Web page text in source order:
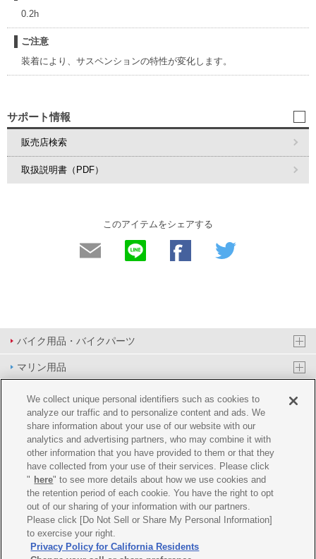
0.2h
ご注意
装着により、サスペンションの特性が変化します。
サポート情報
販売店検索
取扱説明書（PDF）
このアイテムをシェアする
バイク用品・バイクパーツ
マリン用品
PAS/YPJ用品
その他用品
イベント&エンターテイメント
オンラインショップ
企業情報
ご利用規約 推薦環境 プライバシーポリシー Cookie ポリシー
We collect unique personal identifiers such as cookies to
analyze our traffic and to personalize content and ads. We
share information about your use of our website with our
analytics and advertising partners, who may combine it with
other information that you have provided to them or that they
have collected from your use of their services. Please click
" here" to see more details about how we use cookies and
the retention period of each cookie. You have the right to opt
out of our sharing of your information with our partners.
Please click [Do Not Sell or Share My Personal Information]
to exercise your right.
Privacy Policy for California Residents